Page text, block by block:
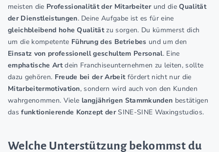
meisten die Professionalität der Mitarbeiterund dieQualität
der Dienstleistungen. Deine Aufgabe ist es für eine
gleichbleibend hohe Qualitätzu sorgen. Du kümmerst dich
um die kompetente Führung des Betriebes und um den
Einsatz von professionell geschultem Personal. Eine
emphatische Artdein Franchiseunternehmen zu leiten, sollte
dazu gehören. Freude bei der Arbeitfördert nicht nur die
Mitarbeitermotivation, sondern wird auch von den Kunden
wahrgenommen. Viele langjährigen Stammkunden bestätigen
dasfunktionierende Konzept der SINE-SINE Waxingstudios.
Welche Unterstützung bekommst du